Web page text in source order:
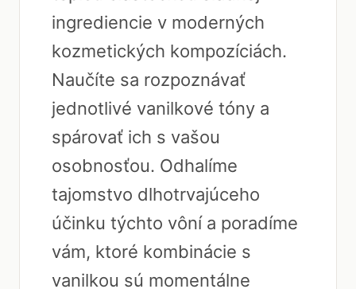
ingrediencie v moderných
kozmetických kompozíciách.
Naučíte sa rozpoznávať
jednotlivé vanilkové tóny a
spárovať ich s vašou
osobnosťou. Odhalíme
tajomstvo dlhotrvajúceho
účinku týchto vôní a poradíme
vám, ktoré kombinácie s
vanilkou sú momentálne